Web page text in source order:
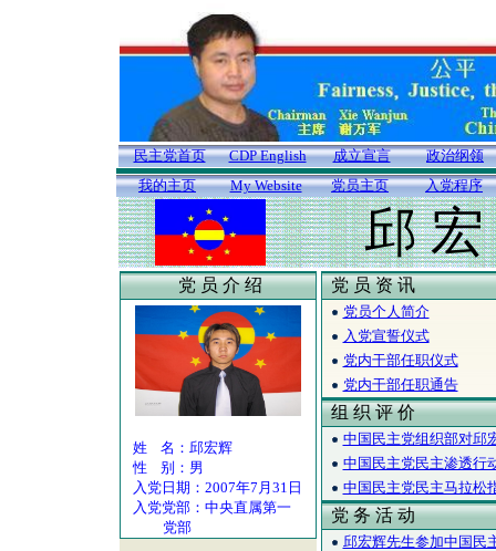
民主党首页 CDP English 成立宣言
政治纲领
我的主页
My Website 党员主页 入党程序
邱 宏
党 员 介 绍
姓 名：邱宏辉
性 别：男
入党日期：2007年7月31日
入党党部：中央直属第一
党部
党 员 资 讯
党员个人简介
入党宣誓仪式
党内干部任职仪式
党内干部任职通告
组 织 评 价
中国民主党组织部对邱
中国民主党民主渗透行
中国民主党民主马拉松
党 务 活 动
邱宏辉先生参加中国民